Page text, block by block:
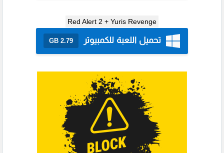
Red Alert 2 + Yuris Revenge
تحميل اللعبة للكمبيوتر 2.79 GB